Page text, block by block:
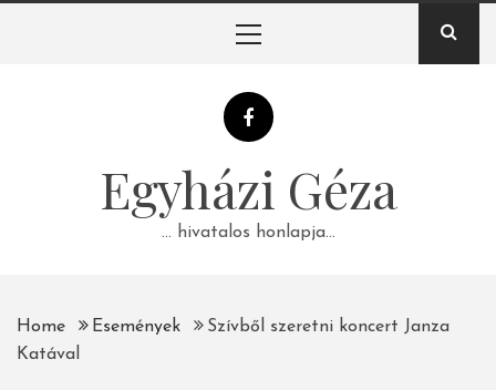
Egyházi Géza
… hivatalos honlapja…
Home Események
Szívből szeretni koncert Janza
Katával